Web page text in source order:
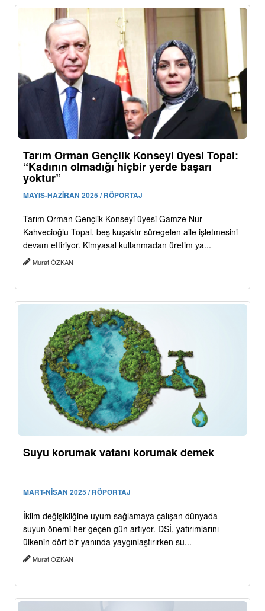
Tarım Orman Gençlik Konseyi üyesi Topal:
“Kadının olmadığı hiçbir yerde başarı
yoktur”
MAYIS-HAZİRAN 2025 / RÖPORTAJ
Tarım Orman Gençlik Konseyi üyesi Gamze Nur
Kahvecioğlu Topal, beş kuşaktır süregelen aile işletmesini
devam ettiriyor. Kimyasal kullanmadan üretim ya...
Murat ÖZKAN
Suyu korumak vatanı korumak demek
MART-NİSAN 2025 / RÖPORTAJ
İklim değişikliğine uyum sağlamaya çalışan dünyada
suyun önemi her geçen gün artıyor. DSİ, yatırımlarını
ülkenin dört bir yanında yaygınlaştırırken su...
Murat ÖZKAN